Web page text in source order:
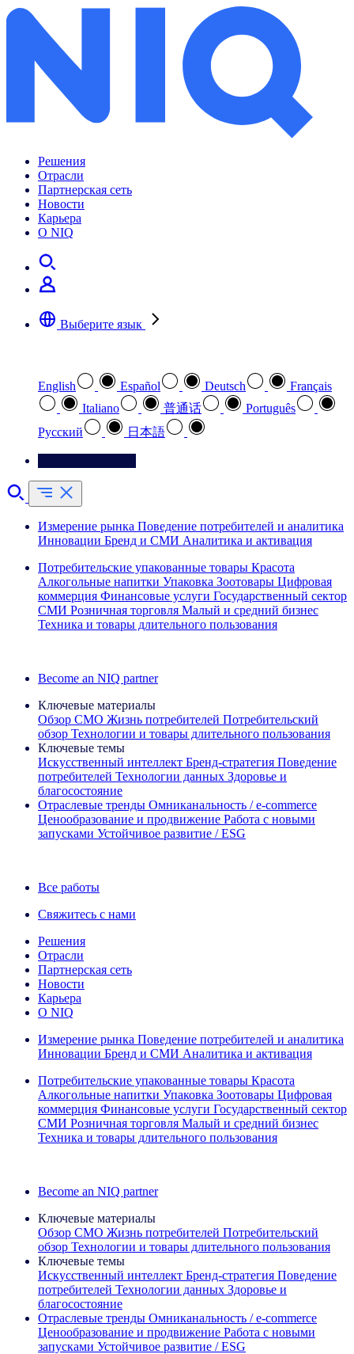
Решения
Отрасли
Партнерская сеть
Новости
Карьера
О NIQ
Выберите язык
English Español Deutsch
Français
Italiano
普通话
Português
Pусский
日本語
Измерение рынка Поведение потребителей и аналитика
Инновации Бренд и СМИ Аналитика и активация
Потребительские упакованные товары Красота
Алкогольные напитки Упаковка Зоотовары Цифровая
коммерция Финансовые услуги Государственный сектор
СМИ Розничная торговля Малый и средний бизнес
Техника и товары длительного пользования
Become an NIQ partner
Ключевые материалы
Обзор CMO Жизнь потребителей Потребительский
обзор Технологии и товары длительного пользования
Ключевые темы
Искусственный интеллект Бренд‑стратегия Поведение
потребителей Технологии данных Здоровье и
благосостояние
Отраслевые тренды Омниканальность / e‑commerce
Ценообразование и продвижение Работа с новыми
запусками Устойчивое развитие / ESG
Все работы
Свяжитесь с нами
Решения
Отрасли
Партнерская сеть
Новости
Карьера
О NIQ
Измерение рынка Поведение потребителей и аналитика
Инновации Бренд и СМИ Аналитика и активация
Потребительские упакованные товары Красота
Алкогольные напитки Упаковка Зоотовары Цифровая
коммерция Финансовые услуги Государственный сектор
СМИ Розничная торговля Малый и средний бизнес
Техника и товары длительного пользования
Become an NIQ partner
Ключевые материалы
Обзор CMO Жизнь потребителей Потребительский
обзор Технологии и товары длительного пользования
Ключевые темы
Искусственный интеллект Бренд‑стратегия Поведение
потребителей Технологии данных Здоровье и
благосостояние
Отраслевые тренды Омниканальность / e‑commerce
Ценообразование и продвижение Работа с новыми
запусками Устойчивое развитие / ESG